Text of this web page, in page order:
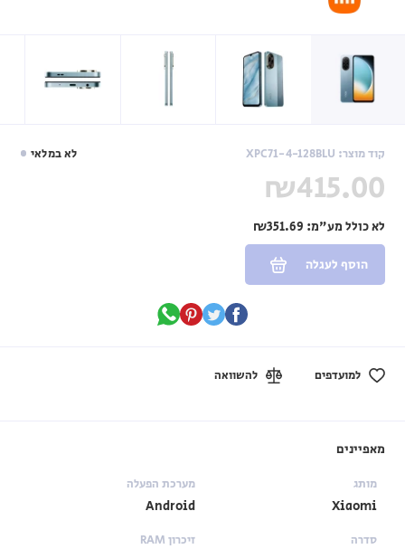
לא במלאי קוד מוצר: XPC71-4-128BLU
₪415.00
לא כולל מע"מ:
הוסף לעגלה
למועדפים להשוואה
מאפיינים
מותג
Xiaomi
מערכת הפעלה
Android
סדרה זיכרון RAM